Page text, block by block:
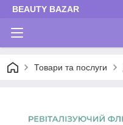
BEAUTY BAZAR
Товари та послуги